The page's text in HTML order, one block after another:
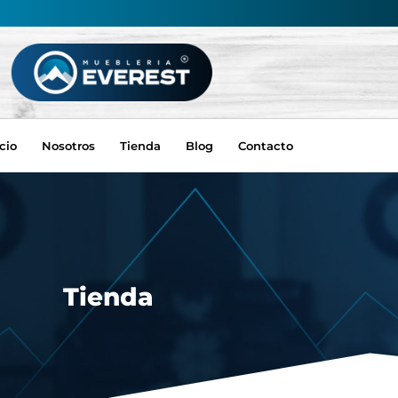
Nosotros Tienda Blog Contacto
Tienda